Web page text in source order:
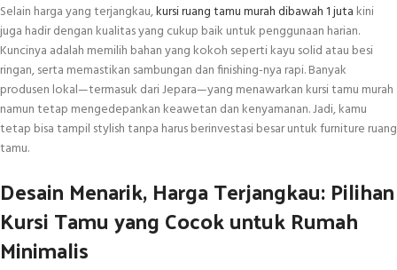
Selain harga yang terjangkau,kursi ruang tamu murah dibawah 1 juta kini
juga hadir dengan kualitas yang cukup baik untuk penggunaan harian.
Kuncinya adalah memilih bahan yang kokoh seperti kayu solid atau besi
ringan, serta memastikan sambungan dan finishing-nya rapi. Banyak
produsen lokal—termasuk dari Jepara—yang menawarkan kursi tamu murah
namun tetap mengedepankan keawetan dan kenyamanan. Jadi, kamu
tetap bisa tampil stylish tanpa harus berinvestasi besar untuk furniture ruang
tamu.
Desain Menarik, Harga Terjangkau: Pilihan
Kursi Tamu yang Cocok untuk Rumah
Minimalis